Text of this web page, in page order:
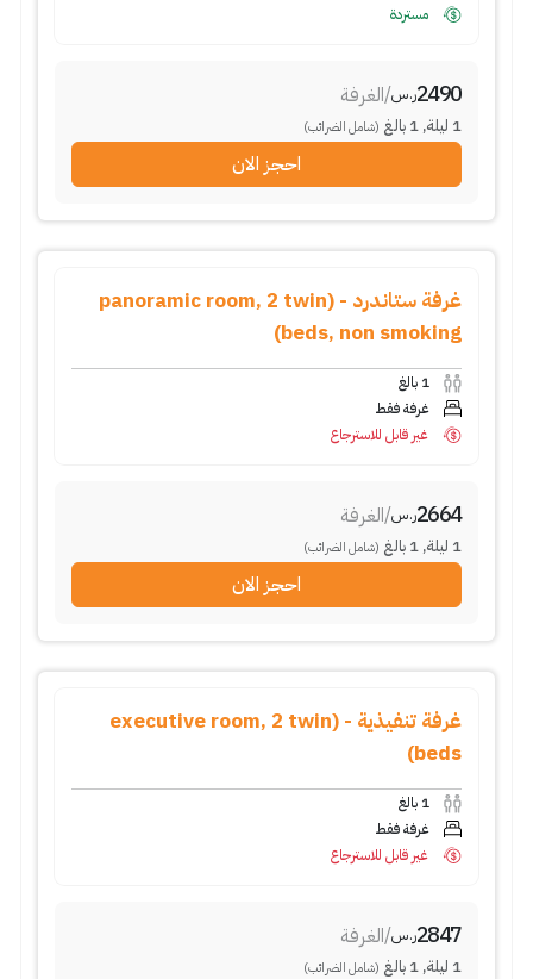
مستردة
2490ر.س/الغرفة
1 ليلة,
1 بالغ (شامل الضرائب)
احجز الان
غرفة ستاندرد - (panoramic room, 2 twin
beds, non smoking)
1 بالغ
غرفة فقط
غير قابل للاسترجاع
2664ر.س/الغرفة
1 ليلة,
1 بالغ (شامل الضرائب)
احجز الان
غرفة تنفيذية - (executive room, 2 twin
beds)
1 بالغ
غرفة فقط
غير قابل للاسترجاع
2847ر.س/الغرفة
1 ليلة,
1 بالغ (شامل الضرائب)